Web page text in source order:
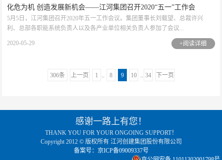
化危为机 创造发展新机会——江河集团召开2020“五一”工作会
5月5日，江河集团召开2020年五一工作会议。集团董事长刘载望、总裁许兴
利、总部各职能系统负责人以及各产业单位相关负责人参加了会议...
2020-05-29 +阅读详细
306条 上一页 1 8 9 10 34 下一页
感谢一路上有您！
THANK YOU FOR YOUR ONGOING SUPPORT！
Copyright 2012 © 版权所有 江河创建集团股份有限公司
备案号：京ICP备09009337号